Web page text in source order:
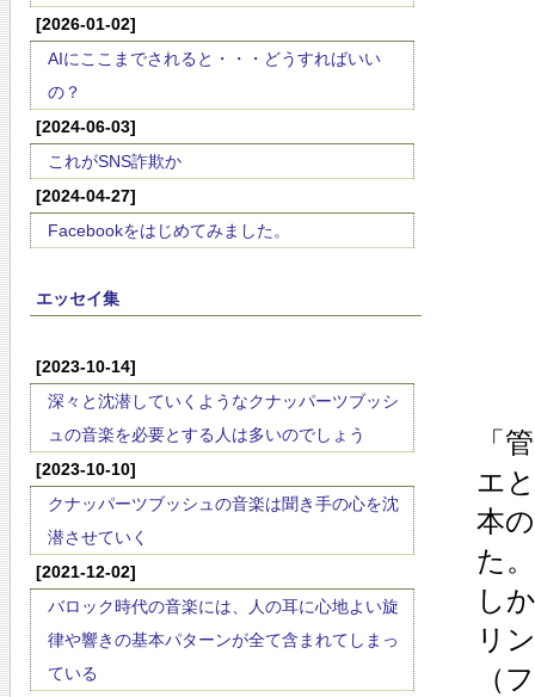
[2026-01-02]
AIにここまでされると・・・どうすればいい
の？
[2024-06-03]
これがSNS詐欺か
[2024-04-27]
Facebookをはじめてみました。
エッセイ集
[2023-10-14]
深々と沈潜していくようなクナッパーツブッシ
ュの音楽を必要とする人は多いのでしょう
[2023-10-10]
クナッパーツブッシュの音楽は聞き手の心を沈
潜させていく
[2021-12-02]
バロック時代の音楽には、人の耳に心地よい旋
律や響きの基本パターンが全て含まれてしまっ
ている
「
エ
本
た。
し
リ
（